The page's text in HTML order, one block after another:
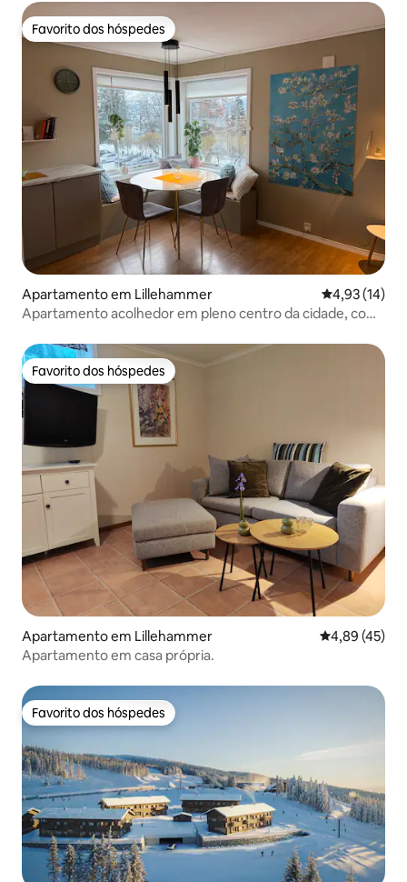
Favorito dos hóspedes
Favorito dos hóspedes
Apartamento em Lillehammer Classificação
4,93 (14)
Apartamento acolhedor em pleno centro da cidade, com
Favorito dos hóspedes
Favorito dos hóspedes
Apartamento em Lillehammer Classificação
4,89 (45)
Apartamento em casa própria.
Favorito dos hóspedes
Favorito dos hóspedes